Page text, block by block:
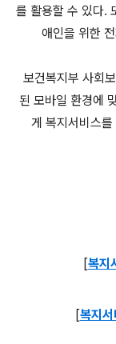
를 활용할 수 있다.
애인을 위한
보건복지부 사회
된 모바일 환경에
게 복지서비스
[복지
[복지